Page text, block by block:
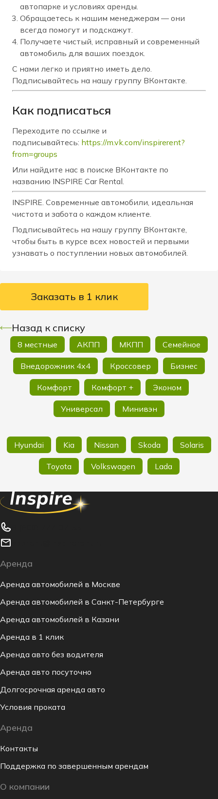
автопарке и условиях аренды.
Обращаетесь к нашим менеджерам — они
всегда помогут и подскажут.
Получаете чистый, исправный и современный
автомобиль для ваших поездок.
С нами легко и приятно иметь дело.
Подписывайтесь на нашу группу ВКонтакте.
Как подписаться
Переходите по ссылке и
подписывайтесь: https://m.vk.com/inspirerent?
from=groups
Или найдите нас в поиске ВКонтакте по
названию INSPIRE Car Rental.
INSPIRE. Современные автомобили, идеальная
чистота и забота о каждом клиенте.
Подписывайтесь на нашу группу ВКонтакте,
чтобы быть в курсе всех новостей и первыми
узнавать о поступлении новых автомобилей.
Заказать в 1 клик
Назад к списку
8 местные АКПП МКПП Семейное
Внедорожник 4х4 Кроссовер Бизнес
Комфорт Комфорт + Эконом
Универсал Минивэн
Hyundai Kia Nissan Skoda Solaris
Toyota Volkswagen Lada
Аренда
Аренда автомобилей в Москве
Аренда автомобилей в Санкт-Петербурге
Аренда автомобилей в Казани
Аренда в 1 клик
Аренда авто без водителя
Аренда авто посуточно
Долгосрочная аренда авто
Условия проката
Аренда
Контакты
Поддержка по завершенным арендам
О компании